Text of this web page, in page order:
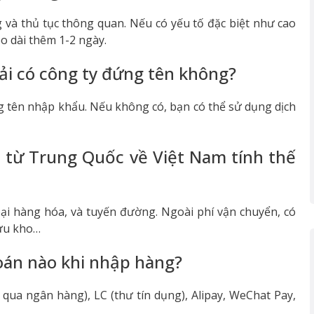
thủ tục thông quan. Nếu có yếu tố đặc biệt như cao
dài thêm 1-2 ngày.
có công ty đứng tên không?
nhập khẩu. Nếu không có, bạn có thể sử dụng dịch
Trung Quốc về Việt Nam tính thế
hàng hóa, và tuyến đường. Ngoài phí vận chuyển, có
kho…
nào khi nhập hàng?
ngân hàng), LC (thư tín dụng), Alipay, WeChat Pay,